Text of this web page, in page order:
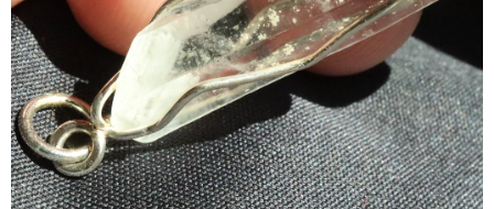
ČLÁNKY
NALEZIŠTĚ
NÁŠ PŘÍBĚH